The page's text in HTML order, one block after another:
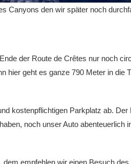
Canyons den wir später noch
der Route de Crêtes nur noch
hier geht es ganze 790 Meter in die
kostenpflichtigen Parkplatz ab.
noch unser Auto abenteuerlich
empfehlen wir einen Besuch